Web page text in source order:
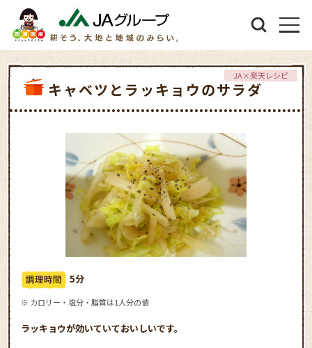
キャベツとラッキョウのサラダ
JA×楽天レシピ
5分
※ カロリー・塩分・脂質は1人分の値
ラッキョウが効いていておいしいです。